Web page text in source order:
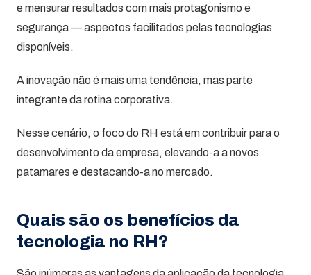
e mensurar resultados com mais protagonismo e
segurança — aspectos facilitados pelas tecnologias
disponíveis.
A inovação não é mais uma tendência, mas parte
integrante da rotina corporativa.
Nesse cenário, o foco do RH está em contribuir para o
desenvolvimento da empresa, elevando-a a novos
patamares e destacando-a no mercado.
Quais são os benefícios da
tecnologia no RH?